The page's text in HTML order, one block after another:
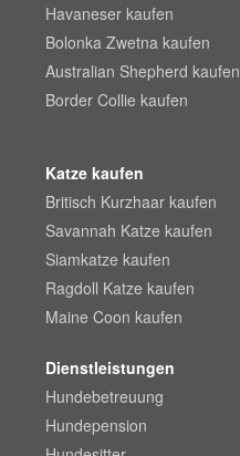
Havaneser kaufen
Bolonka Zwetna kaufen
Australian Shepherd kaufen
Border Collie kaufen
Katze kaufen
Britisch Kurzhaar kaufen
Savannah Katze kaufen
Siamkatze kaufen
Ragdoll Katze kaufen
Maine Coon kaufen
Dienstleistungen
Hundebetreuung
Hundepension